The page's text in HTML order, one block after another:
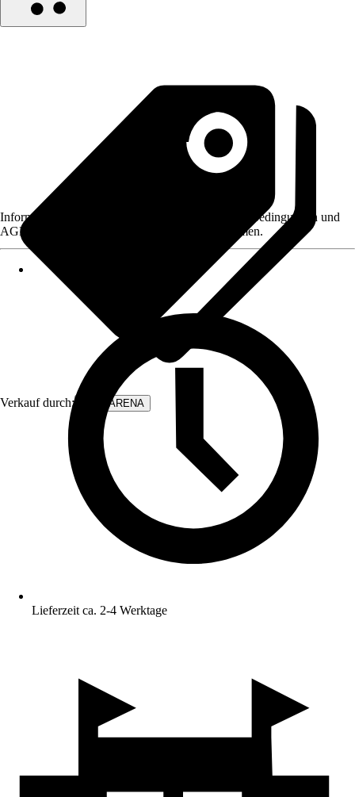
Verkauf durch: WALLARENA
Informationen des Verkäufers, wie z. B. Rückgabebedingungen und
AGB, finden Sie bei Klick auf den Verkäufernamen.
Lieferzeit ca. 2-4 Werktage